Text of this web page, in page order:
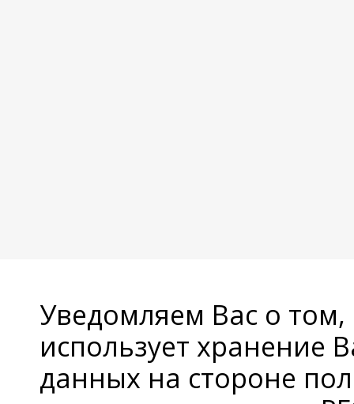
Уведомляем Вас о
использует хранение
данных на стороне